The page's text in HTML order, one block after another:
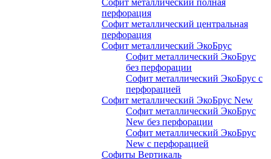
Софит металлический полная
перфорация
Софит металлический центральная
перфорация
Софит металлический ЭкоБрус
Софит металлический ЭкоБрус
без перфорации
Софит металлический ЭкоБрус с
перфорацией
Софит металлический ЭкоБрус New
Софит металлический ЭкоБрус
New без перфорации
Софит металлический ЭкоБрус
New с перфорацией
Софиты Вертикаль